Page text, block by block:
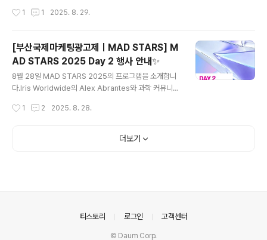
스와 함께 시상식이 진행될 예정입니다.​◾13:00｜이상수
(투썸플레이스)​◾14:30｜[CMO in Flux] 변화의 파도를
타는 리더의 시선서권석(티빙), 전준범(아워홈), 조준형(쏘
카)​◾15:00｜Dentsu Inc.의 Yusuke Sato◾15:30｜E
va Nosidam - VaynerX의 Andrea Ogunbadejo◾1
6:00｜노홍철(방송인)​◾16:30｜AI 시대 속 Bespoke
겨스케이팅 선수)..
1 1 2025. 8. 29.
[부산국제마케팅광고제ㅣMAD STARS] M
AD STARS 2025 Day 2 행사 안내✨
8월 28일 MAD STARS 2025의 프로그램을 소개합니
다.Iris Worldwide의 Alex Abrantes와 과학 커뮤니케
워킹 파티'가 진행될 예정입니다.​◾17:00｜[Keynote] Iri
케이터 궤도◾13:30｜Inbrax의 Pancho Gonzalez◾1
1 2 2025. 8. 28.
더보기
티스토리 로그인 고객센터
© Daum Corp.